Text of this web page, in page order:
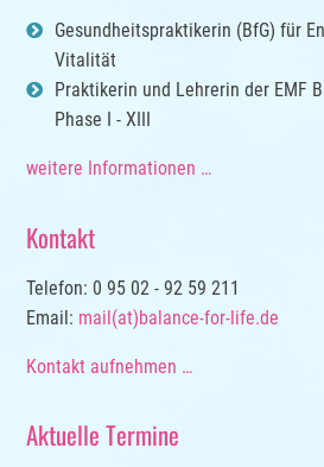
Gesundheitspraktikerin (BfG) für
Vitalität
Praktikerin und Lehrerin der EMF
Phase I - XIII
weitere Informationen …
Kontakt
Telefon: 0 95 02 - 92 59 211
Email: mail(at)balance-for-life.de
Kontakt aufnehmen …
Aktuelle Termine